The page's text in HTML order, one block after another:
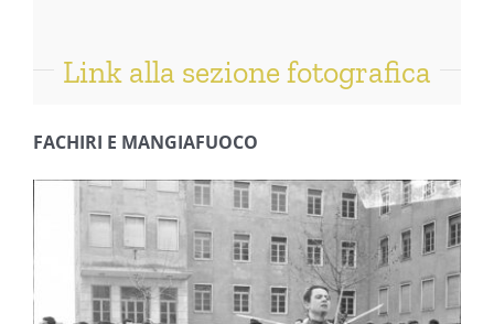
Link alla sezione fotografica
FACHIRI E MANGIAFUOCO